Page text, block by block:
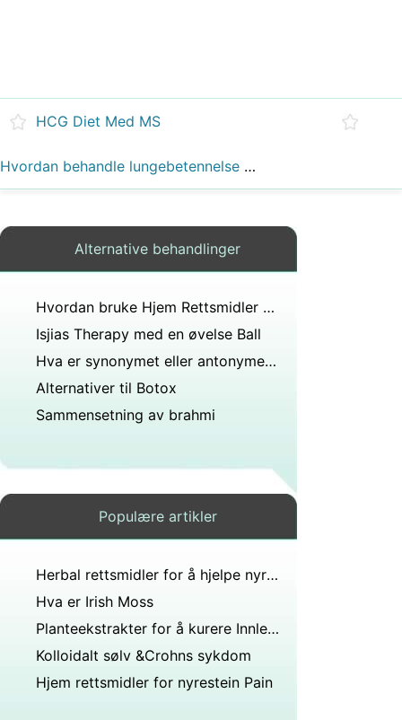
HCG Diet Med MS
Hvordan behandle lungebetennelse med naturlig rettsmidler
Alternative behandlinger
Hvordan bruke Hjem Rettsmidler å behandle Minneproblemer
Isjias Therapy med en øvelse Ball
Hva er synonymet eller antonymet til kur?
Alternativer til Botox
Sammensetning av brahmi
Populære artikler
Herbal rettsmidler for å hjelpe nyrefunksjon
Hva er Irish Moss
Planteekstrakter for å kurere Innlegg nasal drypp
Kolloidalt sølv &Crohns sykdom
Hjem rettsmidler for nyrestein Pain